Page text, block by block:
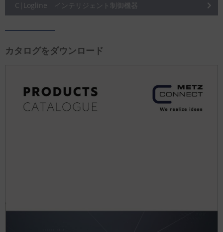
C|Logline インテリジェント制御機器
カタログをダウンロード